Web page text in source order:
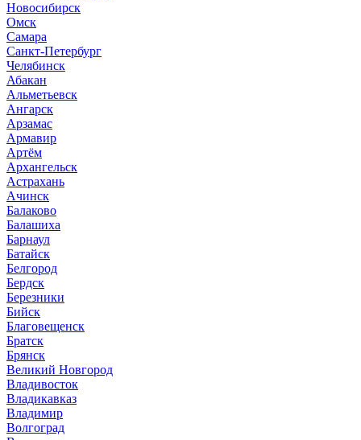
Новосибирск
Омск
Самара
Санкт-Петербург
Челябинск
Абакан
Альметьевск
Ангарск
Арзамас
Армавир
Артём
Архангельск
Астрахань
Ачинск
Балаково
Балашиха
Барнаул
Батайск
Белгород
Бердск
Березники
Бийск
Благовещенск
Братск
Брянск
Великий Новгород
Владивосток
Владикавказ
Владимир
Волгоград